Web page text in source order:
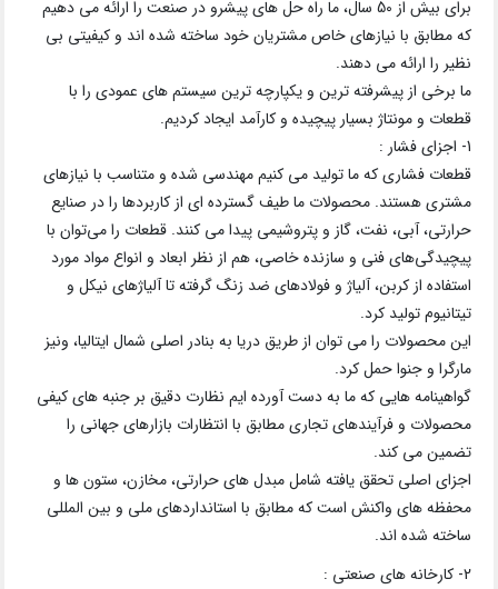
برای بیش از 50 سال، ما راه حل های پیشرو در صنعت را ارائه می دهیم
که مطابق با نیازهای خاص مشتریان خود ساخته شده اند و کیفیتی بی
نظیر را ارائه می دهند.
ما برخی از پیشرفته ترین و یکپارچه ترین سیستم های عمودی را با
قطعات و مونتاژ بسیار پیچیده و کارآمد ایجاد کردیم.
1- اجزای فشار :
قطعات فشاری که ما تولید می کنیم مهندسی شده و متناسب با نیازهای
مشتری هستند. محصولات ما طیف گسترده ای از کاربردها را در صنایع
حرارتی، آبی، نفت، گاز و پتروشیمی پیدا می کنند. قطعات را می‌توان با
پیچیدگی‌های فنی و سازنده خاصی، هم از نظر ابعاد و انواع مواد مورد
استفاده از کربن، آلیاژ و فولادهای ضد زنگ گرفته تا آلیاژهای نیکل و
تیتانیوم تولید کرد.
این محصولات را می توان از طریق دریا به بنادر اصلی شمال ایتالیا، ونیز
مارگرا و جنوا حمل کرد.
گواهینامه هایی که ما به دست آورده ایم نظارت دقیق بر جنبه های کیفی
محصولات و فرآیندهای تجاری مطابق با انتظارات بازارهای جهانی را
تضمین می کند.
اجزای اصلی تحقق یافته شامل مبدل های حرارتی، مخازن، ستون ها و
محفظه های واکنش است که مطابق با استانداردهای ملی و بین المللی
ساخته شده اند.
2- کارخانه های صنعتی :